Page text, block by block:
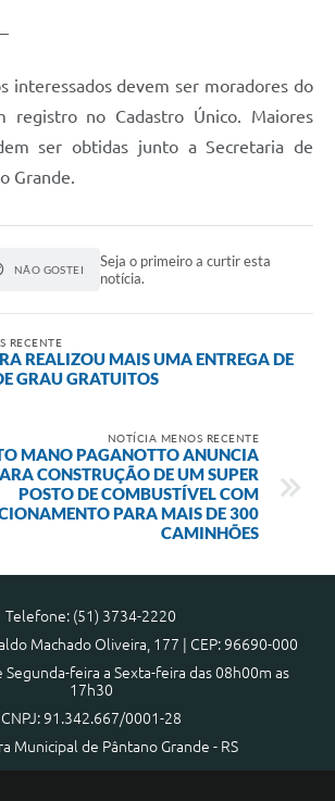
interessados devem ser moradores do
registro no Cadastro Único. Maiores
ser obtidas junto a Secretaria de
Grande.
NÃO GOSTEI
Seja o primeiro a curtir esta
notícia.
RECENTE
REALIZOU MAIS UMA ENTREGA DE
GRAU GRATUITOS
NOTÍCIA MENOS RECENTE
MANO PAGANOTTO ANUNCIA
CONSTRUÇÃO DE UM SUPER
POSTO DE COMBUSTÍVEL COM
PARA MAIS DE 300
CAMINHÕES
Telefone: (51) 3734-2220
Machado Oliveira, 177 | CEP: 96690-000
feira a Sexta-feira das 08h00m as
17h30
CNPJ: 91.342.667/0001-28
Municipal de Pântano Grande - RS